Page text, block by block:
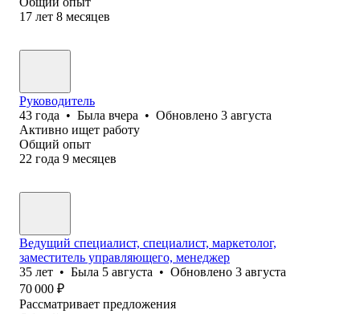
17 лет 8 месяцев
Руководитель
43 года • Была вчера • Обновлено 3 августа
Активно ищет работу
Общий опыт
22 года 9 месяцев
Ведущий специалист, специалист, маркетолог,
заместитель управляющего, менеджер
35 лет • Была 5 августа • Обновлено 3 августа
70 000 ₽
Рассматривает предложения